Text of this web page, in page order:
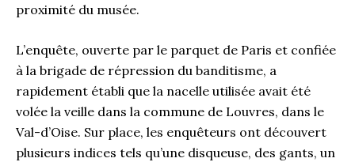
proximité du musée.
L’enquête, ouverte par le parquet de Paris et confiée
à la brigade de répression du banditisme, a
rapidement établi que la nacelle utilisée avait été
volée la veille dans la commune de Louvres, dans le
Val-d’Oise. Sur place, les enquêteurs ont découvert
plusieurs indices tels qu’une disqueuse, des gants, un